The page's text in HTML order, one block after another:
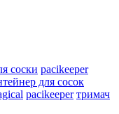
соски pacikeeper
для сосок
pacikeeper тримач